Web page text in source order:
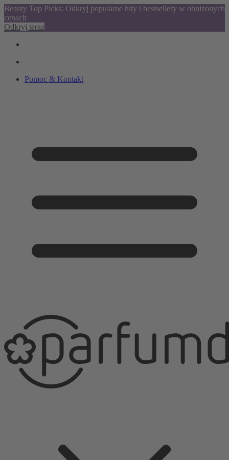
Beauty Top Picks: Odkryj popularne hity i bestsellery w obniżonych
cenach
Odkryj teraz
Pomoc & Kontakt